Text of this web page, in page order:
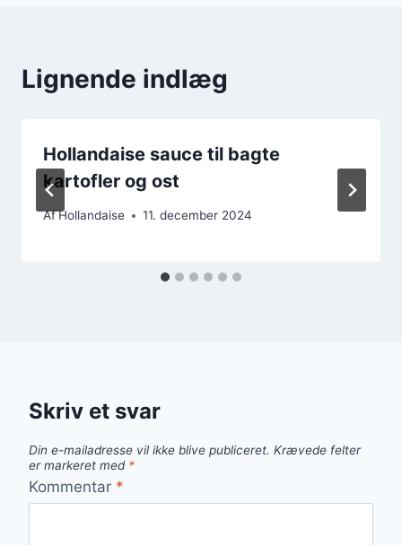
Lignende indlæg
Hollandaise sauce til bagte
kartofler og ost
AfHollandaise 11. december 2024
Skriv et svar
Din e-mailadresse vil ikke blive publiceret. Krævede felter
er markeret med *
Kommentar *